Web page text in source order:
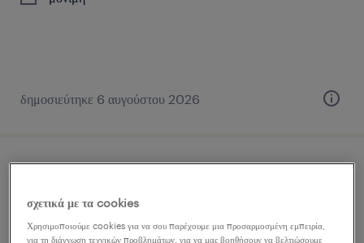
δημοσιεύτηκε 6 αυγούστου 2026
thessaloniki, central macedonia
μόνιμη
σχετικά με τα cookies
Χρησιμοποιούμε cookies για να σου παρέχουμε μια προσαρμοσμένη εμπειρία,
για τη διάγνωση τεχνικών προβλημάτων, για να μας βοηθήσουν να βελτιώσουμε